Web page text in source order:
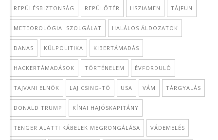
REPÜLÉSBIZTONSÁG REPÜLŐTÉR HSZIAMEN TÁJFUN
METEOROLÓGIAI SZOLGÁLAT HALÁLOS ÁLDOZATOK
DANAS KÜLPOLITIKA KIBERTÁMADÁS
HACKERTÁMADÁSOK TÖRTÉNELEM ÉVFORDULÓ
TAJVANI ELNÖK LAJ CSING-TÖ USA VÁM TÁRGYALÁS
DONALD TRUMP KÍNAI HAJÓSKAPITÁNY
TENGER ALATTI KÁBELEK MEGRONGÁLÁSA VÁDEMELÉS